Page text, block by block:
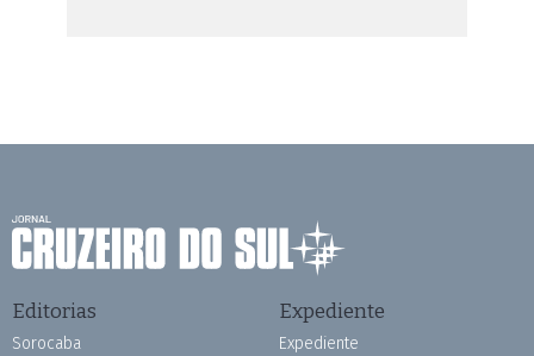
Editorias
Sorocaba
Expediente
Expediente